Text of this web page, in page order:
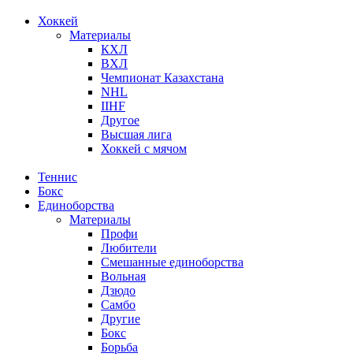
Хоккей
Материалы
КХЛ
ВХЛ
Чемпионат Казахстана
NHL
IIHF
Другое
Высшая лига
Хоккей с мячом
Теннис
Бокс
Единоборства
Материалы
Профи
Любители
Смешанные единоборства
Вольная
Дзюдо
Самбо
Другие
Бокс
Борьба